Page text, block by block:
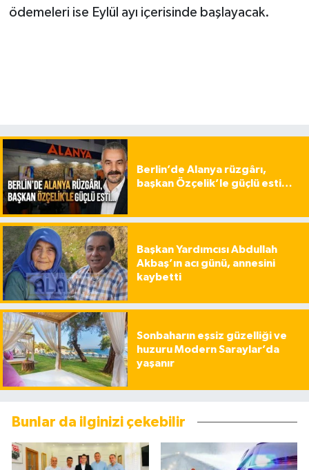
ödemeleri ise Eylül ayı içerisinde başlayacak.
Berlin’de Alanya rüzgârı,
başkan Özçelik’le güçlü esti…
Başkan Yardımcısı Abdullah
Akbaş’ın acı günü, annesini
kaybetti
Sonbaharın eşsiz güzelliği ve
huzuru Modern Saraylar’da
yaşanır
Bunlar da ilginizi çekebilir